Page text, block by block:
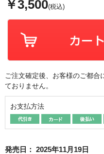
￥3,500(税込)
ご注文確定後、お客様のご都合
ておりません。
お支払方法
発売日： 2025年11月19日